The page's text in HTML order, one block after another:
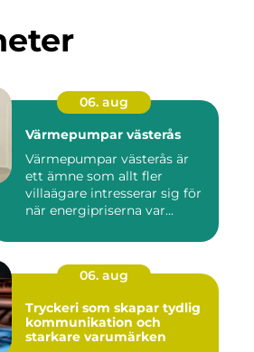
06. aug
Värmepumpar västerås
Värmepumpar västerås är
ett ämne som allt fler
villaägare intresserar sig för
när energipriserna var...
06. aug
Tryckeri som skapar tydlig
kommunikation och
starkare varumärken